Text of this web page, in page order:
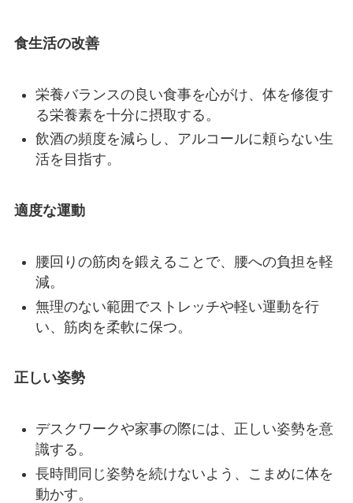
食生活の改善
栄養バランスの良い食事を心がけ、体を修復す
る栄養素を十分に摂取する。
飲酒の頻度を減らし、アルコールに頼らない生
活を目指す。
適度な運動
腰回りの筋肉を鍛えることで、腰への負担を軽
減。
無理のない範囲でストレッチや軽い運動を行
い、筋肉を柔軟に保つ。
正しい姿勢
デスクワークや家事の際には、正しい姿勢を意
識する。
長時間同じ姿勢を続けないよう、こまめに体を
動かす。